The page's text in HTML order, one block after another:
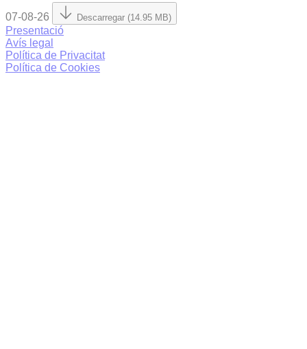
07-08-26 Descarregar (14.95 MB)
Presentació
Avís legal
Política de Privacitat
Política de Cookies